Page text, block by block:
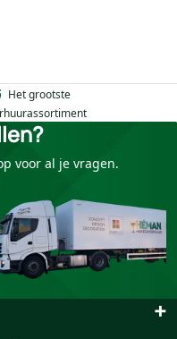
Het grootste
voor al je vragen.
+